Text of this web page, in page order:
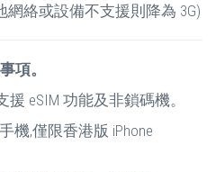
網絡或設備不支援則降為 3G)
項。
eSIM 功能及非鎖碼機。
機,僅限香港版 iPhone